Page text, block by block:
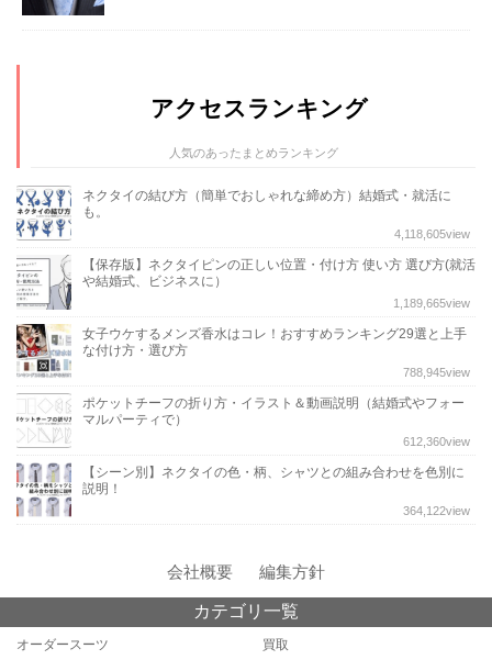
アクセスランキング
人気のあったまとめランキング
ネクタイの結び方（簡単でおしゃれな締め方）結婚式・就活に
も。
4,118,605view
【保存版】ネクタイピンの正しい位置・付け方 使い方 選び方(就活
や結婚式、ビジネスに）
1,189,665view
女子ウケするメンズ香水はコレ！おすすめランキング29選と上手
な付け方・選び方
788,945view
ポケットチーフの折り方・イラスト＆動画説明（結婚式やフォー
マルパーティで）
612,360view
【シーン別】ネクタイの色・柄、シャツとの組み合わせを色別に
説明！
364,122view
会社概要 編集方針
カテゴリ一覧
オーダースーツ 買取